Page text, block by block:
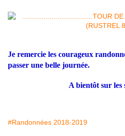
Je remercie les courageux
passer une belle journée.
A bientôt sur les
#Randonnées 2018-2019